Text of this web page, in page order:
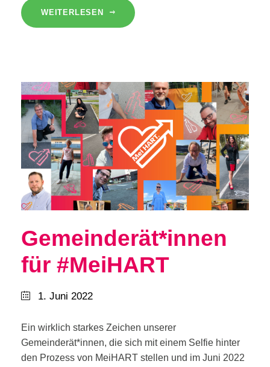
WEITERLESEN
Gemeinderät*innen
für #MeiHART
1. Juni 2022
Ein wirklich starkes Zeichen unserer
Gemeinderät*innen, die sich mit einem Selfie hinter
den Prozess von MeiHART stellen und im Juni 2022